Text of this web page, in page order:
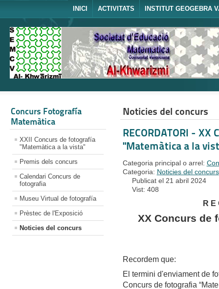
INICI ACTIVITATS INSTITUT GEOGEBRA
Concurs Fotografía
Matemàtica
XXII Concurs de fotografía
"Matemàtica a la vista"
Premis dels concurs
Calendari Concurs de
fotografia
Museu Virtual de fotografía
Prèstec de l'Exposició
Noticies del concurs
Noticies del concurs
RECORDATORI -
"Matemàtica a la
Categoria principal o arrel:
Categoria: Noticies del concurs
Publicat el 21 abril 2024
Vist: 408
R E
XX Concurs de
Recordem que:
El termini d'enviament de
Concurs de fotografia